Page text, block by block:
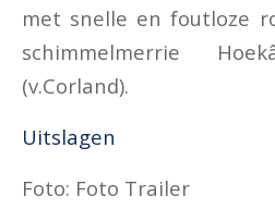
met snelle en foutloze
schimmelmerrie
(v.Corland).
Uitslagen
Foto: Foto Trailer